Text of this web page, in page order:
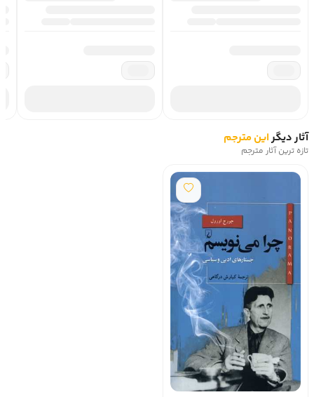
آثار دیگر این مترجم
تازه ترین آثار مترجم